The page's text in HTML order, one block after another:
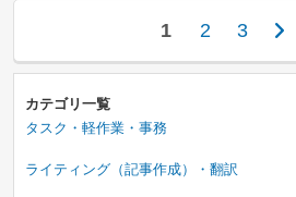
1 2 3
カテゴリ一覧
タスク・軽作業・事務
ライティング（記事作成）・翻訳